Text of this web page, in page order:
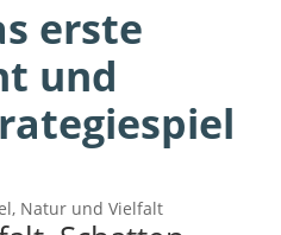
erste
und
, Natur und Vielfalt